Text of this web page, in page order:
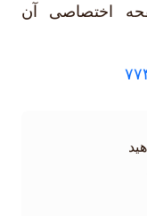
اختصاصی آن